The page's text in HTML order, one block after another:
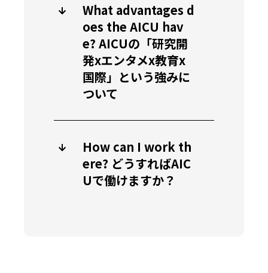
What advantages d
oes the AICU hav
e? AICUの「研究開
発xエンタメx教育x
国際」という強みに
ついて
How can I work th
ere? どうすればAIC
Uで働けますか？